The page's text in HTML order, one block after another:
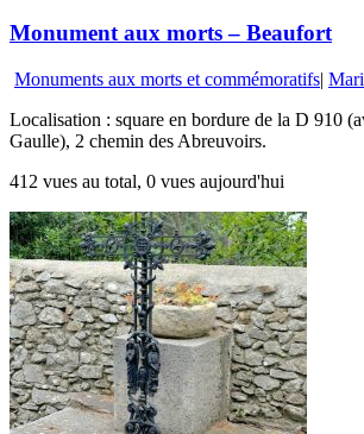
Monument aux morts – Beaufort
Monuments aux morts et commémoratifs|
Localisation : square en bordure de la D 910
Gaulle), 2 chemin des Abreuvoirs.
412 vues au total, 0 vues aujourd'hui